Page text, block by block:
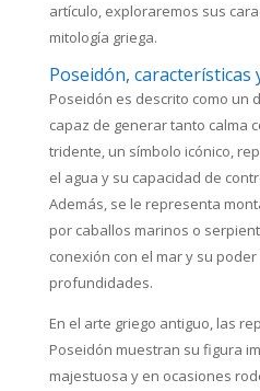
artículo, exploraremos sus
mitología griega.
Poseidón,
Poseidón es descrito como un
capaz de generar tanto calma
tridente, un símbolo icónico,
el agua y su capacidad de
Además, se le representa
por caballos marinos o
conexión con el mar y su
profundidades.
En el arte griego antiguo, las
Poseidón muestran su figura
majestuosa y en ocasiones